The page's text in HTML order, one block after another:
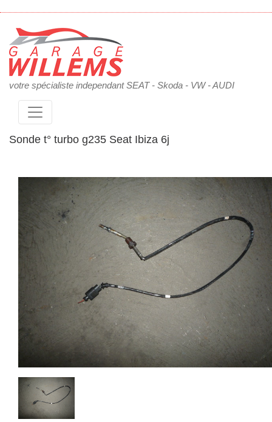
votre spécialiste independant SEAT - Skoda - VW - AUDI
Sonde t° turbo g235 Seat Ibiza 6j